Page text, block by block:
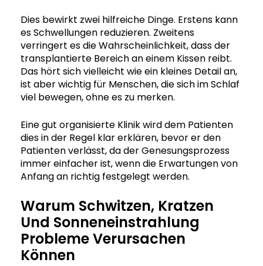
Dies bewirkt zwei hilfreiche Dinge. Erstens kann
es Schwellungen reduzieren. Zweitens
verringert es die Wahrscheinlichkeit, dass der
transplantierte Bereich an einem Kissen reibt.
Das hört sich vielleicht wie ein kleines Detail an,
ist aber wichtig für Menschen, die sich im Schlaf
viel bewegen, ohne es zu merken.
Eine gut organisierte Klinik wird dem Patienten
dies in der Regel klar erklären, bevor er den
Patienten verlässt, da der Genesungsprozess
immer einfacher ist, wenn die Erwartungen von
Anfang an richtig festgelegt werden.
Warum Schwitzen, Kratzen
Und Sonneneinstrahlung
Probleme Verursachen
Können